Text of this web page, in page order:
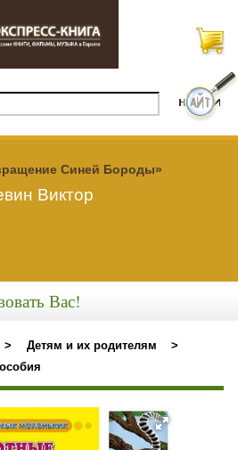
Синей Бороды»
Виктор
Вас!
> Детям и их родителям
>